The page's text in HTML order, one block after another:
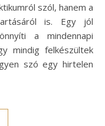
szól, hanem a
is. Egy jól
a mindennapi
mindig felkészültek
szó egy hirtelen